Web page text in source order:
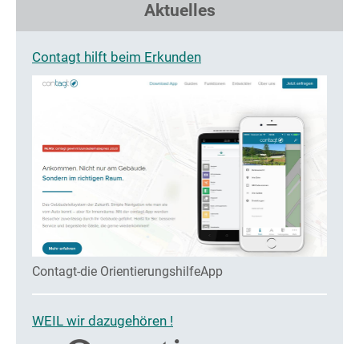
Aktuelles
Contagt hilft beim Erkunden
Contagt-die OrientierungshilfeApp
WEIL wir dazugehören !